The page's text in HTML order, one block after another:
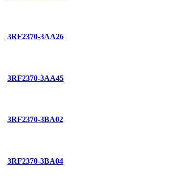
3RF2370-3AA26
3RF2370-3AA45
3RF2370-3BA02
3RF2370-3BA04